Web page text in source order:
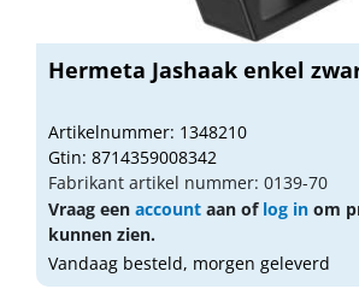
Hermeta Jashaak enkel
Artikelnummer: 1348210
Gtin: 8714359008342
Fabrikant artikel nummer: 0139-70
Vraag een account aan of log in om
kunnen zien.
Vandaag besteld, morgen geleverd